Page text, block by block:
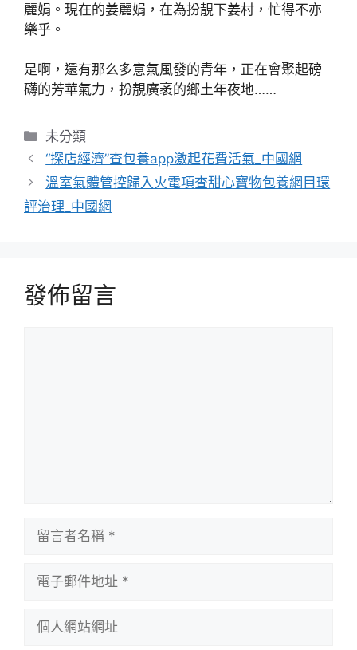
麗娟。現在的姜麗娟，在為扮靚下姜村，忙得不亦
樂乎。
是啊，還有那么多意氣風發的青年，正在會聚起磅
礴的芳華氣力，扮靚廣袤的鄉土年夜地……
分
類
未分類
“探店經濟”查包養app激起花費活氣_中國網
溫室氣體管控歸入火電項查甜心寶物包養網目環
評治理_中國網
發佈留言